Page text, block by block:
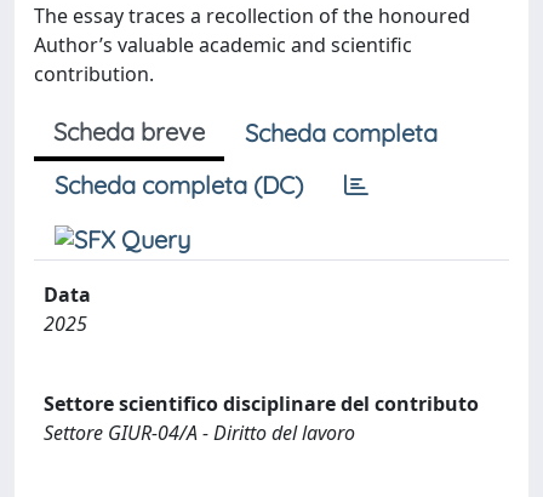
The essay traces a recollection of the honoured
Author’s valuable academic and scientific
contribution.
Scheda breve
Scheda completa
Scheda completa (DC)
Data
2025
Settore scientifico disciplinare del contributo
Settore GIUR-04/A - Diritto del lavoro